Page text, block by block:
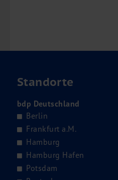
Standorte
bdp Deutschland
Berlin
Frankfurt a.M.
Hamburg
Hamburg Hafen
Potsdam